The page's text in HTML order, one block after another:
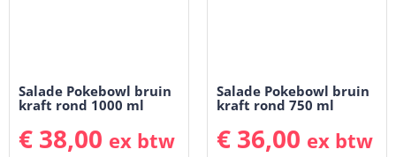
Salade Pokebowl bruin
kraft rond 1000 ml
€ 38,00 ex btw
Salade Pokebowl bruin
kraft rond 750 ml
€ 36,00 ex btw